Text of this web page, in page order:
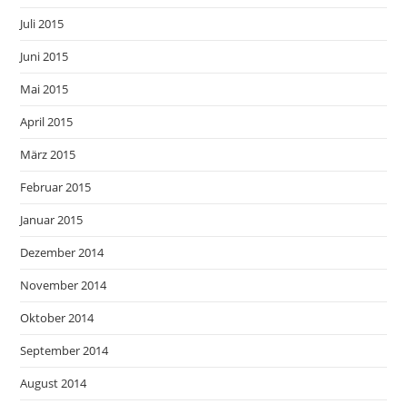
Juli 2015
Juni 2015
Mai 2015
April 2015
März 2015
Februar 2015
Januar 2015
Dezember 2014
November 2014
Oktober 2014
September 2014
August 2014